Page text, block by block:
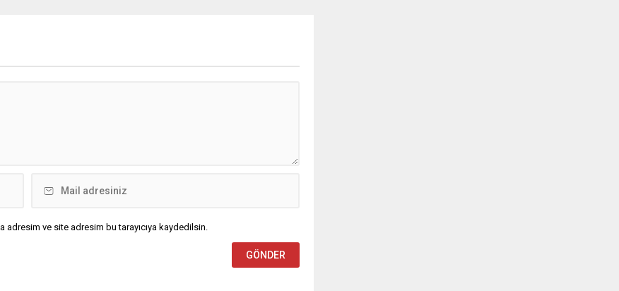
Yarın da genel
gösterdi. CHP Adana Kadın Kolları İl
adresim ve site adresim bu tarayıcıya kaydedilsin.